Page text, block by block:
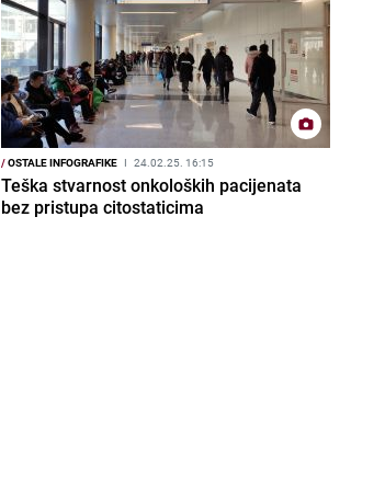
/OSTALE INFOGRAFIKE I 24.02.25. 16:15
Teška stvarnost onkoloških pacijenata
bez pristupa citostaticima